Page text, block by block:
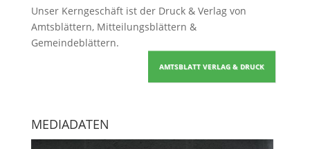
Unser Kerngeschäft ist der Druck & Verlag von
Amtsblättern, Mitteilungsblättern &
Gemeindeblättern.
AMTSBLATT VERLAG & DRUCK
MEDIADATEN